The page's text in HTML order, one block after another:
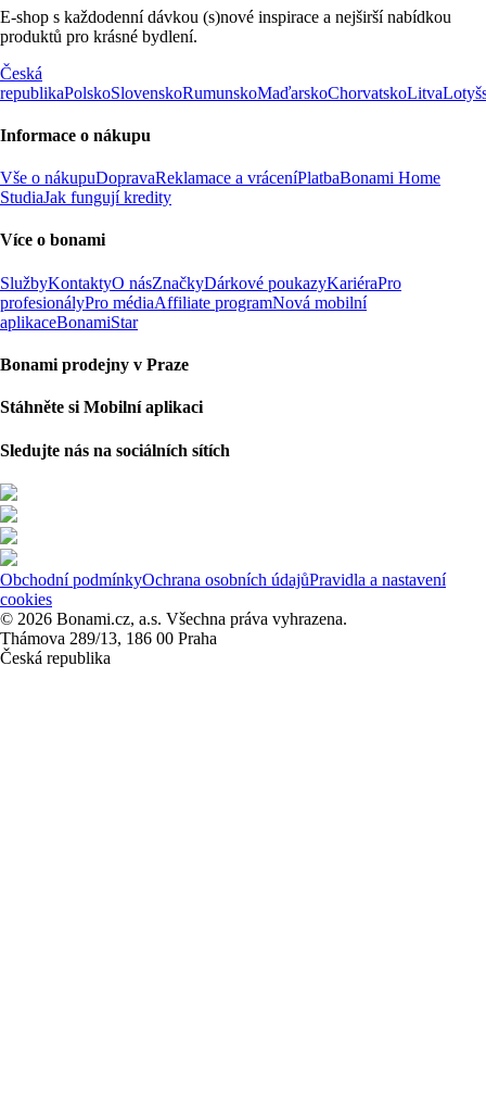
E-shop s každodenní dávkou (s)nové inspirace a nejširší nabídkou
produktů pro krásné bydlení.
Česká
republikaPolskoSlovenskoRumunskoMaďarskoChorvatskoLitva
Informace o nákupu
Vše o nákupuDopravaReklamace a vráceníPlatbaBonami Home
StudiaJak fungují kredity
Více o bonami
SlužbyKontaktyO násZnačkyDárkové poukazyKariéraPro
profesionályPro médiaAffiliate programNová mobilní
aplikaceBonamiStar
Bonami prodejny v Praze
Stáhněte si Mobilní aplikaci
Sledujte nás na sociálních sítích
Obchodní podmínkyOchrana osobních údajůPravidla a nastavení
cookies
© 2026 Bonami.cz, a.s. Všechna práva vyhrazena.
Thámova 289/13, 186 00 Praha
Česká republika